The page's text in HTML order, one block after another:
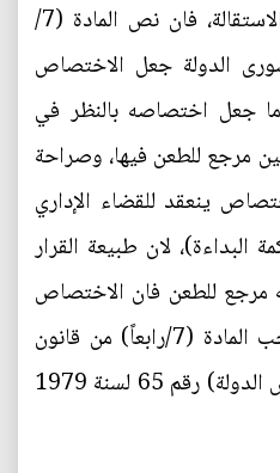
يصرح بذلك في موضوع الاستقالة، فان نص المادة (7/
الدولة جعل الاختصاص
جعل اختصاصه بالنظر في
مرجع للطعن فيها، وصراحة
ينعقد للقضاء الإداري
لان طبيعة القرار
مرجع للطعن فان الاختصاص
ينعقد للقضاء الإداري بموجب المادة (7/رابعاً) من قانون
مجلس شورى الدولة (مجلس الدولة) رقم 65 لسنة 1979